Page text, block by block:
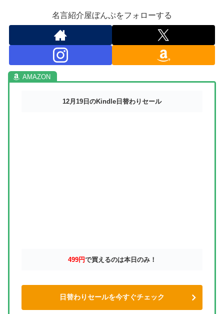
名言紹介屋ぼんぷをフォローする
12月19日のKindle日替わりセール
499円で買えるのは本日のみ！
日替わりセールを今すぐチェック